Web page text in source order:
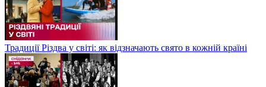
Традиції Різдва у світі: як відзначають свято в кожній країні